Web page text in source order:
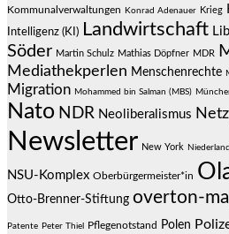
Kommunalverwaltungen Konrad Adenauer Krieg
Intelligenz (KI) Landwirtschaft
Söder Martin Schulz Mathias Döpfner MDR
Mediathekperlen Menschenrechte
Migration Mohammed bin Salman (MBS)
Nato NDR Neoliberalismus
Newsletter New York
NSU-Komplex Oberbürgermeister*in
Otto-Brenner-Stiftung overton-
Patente Peter Thiel Pflegenotstand Polen